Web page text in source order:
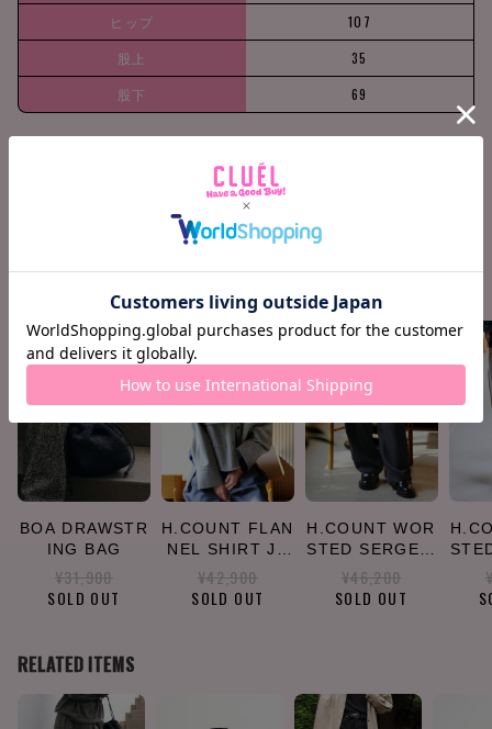
ヒップ
107
股上
35
股下
69
Ankle +11c
m
COORDINATE ITEMS
BOA DRAWSTR
ING BAG
¥31,900
SOLD OUT
H.COUNT FLAN
NEL SHIRT JA
CKET
¥42,900
SOLD OUT
H.COUNT WOR
STED SERGE P
ANTS
¥46,200
SOLD OUT